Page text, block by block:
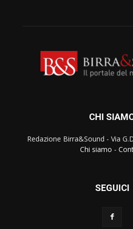
CHI
Redazione Birra&Sound - Via
Chi siamo -
SEGUICI